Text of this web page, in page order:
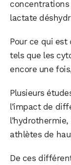
concentrations
lactate
Pour ce qui est
tels que les
encore une
Plusieurs
l’impact de
athlètes de
De ces